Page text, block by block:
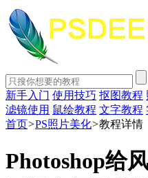
新手入门 使用技巧 抠图教程
滤镜使用 鼠绘教程 文字教程
首页>PS照片美化>教程详情
Photoshop给